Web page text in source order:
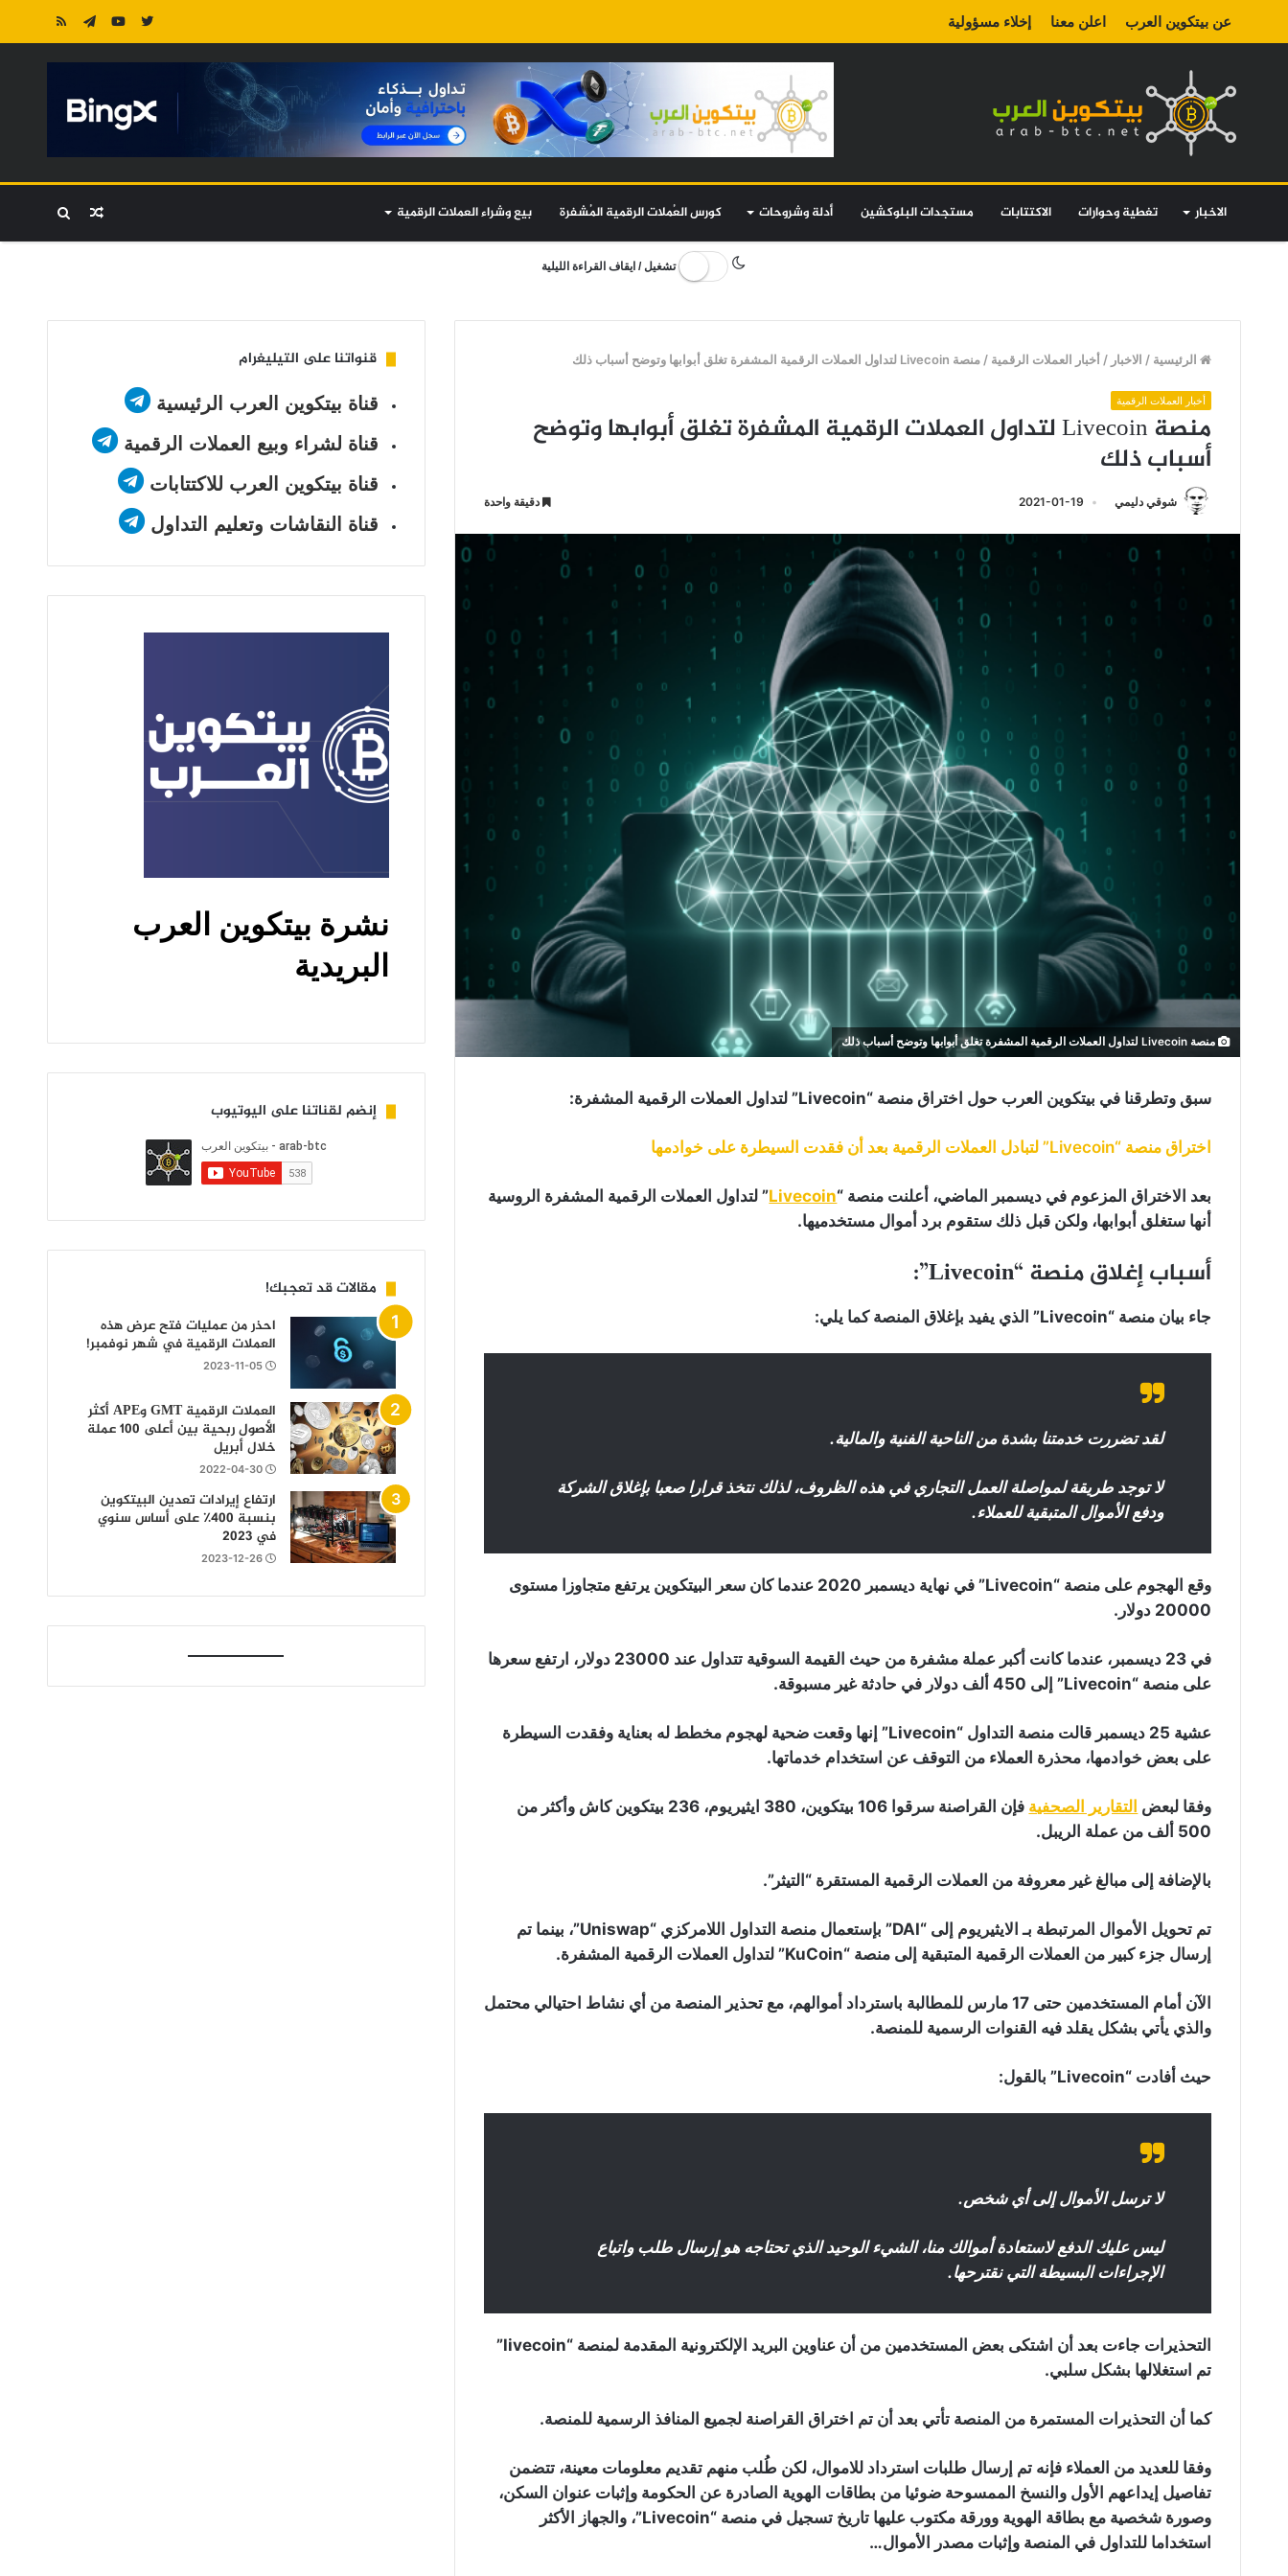
عن بيتكوين العرب اعلن معنا إخلاء مسؤولية
الاخبار تغطية وحوارات الاكتتابات مستجدات البلوكشين أدلة وشروحات كورس العُملات الرقمية المُشفرة بيع وشراء العملات الرقمية بحث مقال
تشغيل / ايقاف القراءة الليلية
الرئيسية / الاخبار / أخبار العملات الرقمية / منصة Livecoin لتداول العملات الرقمية المشفرة تغلق أبوابها وتوضح أسباب ذلك
أخبار العملات الرقمية
منصة Livecoin لتداول العملات الرقمية المشفرة تغلق أبوابها وتوضح
أسباب ذلك
شوقي دليمي 2021-01-19 دقيقة واحدة
منصة Livecoin لتداول العملات الرقمية المشفرة تغلق أبوابها وتوضح أسباب ذلك
سبق وتطرقنا في بيتكوين العرب حول اختراق منصة “Livecoin” لتداول العملات الرقمية المشفرة:
اختراق منصة “Livecoin” لتبادل العملات الرقمية بعد أن فقدت السيطرة على خوادمها
بعد الاختراق المزعوم في ديسمبر الماضي، أعلنت منصة “Livecoin” لتداول العملات الرقمية المشفرة الروسية
أنها ستغلق أبوابها، ولكن قبل ذلك ستقوم برد أموال مستخدميها.
أسباب إغلاق منصة “Livecoin”:
جاء بيان منصة “Livecoin” الذي يفيد بإغلاق المنصة كما يلي:
لقد تضررت خدمتنا بشدة من الناحية الفنية والمالية.
لا توجد طريقة لمواصلة العمل التجاري في هذه الظروف، لذلك نتخذ قرارا صعبا بإغلاق الشركة
ودفع الأموال المتبقية للعملاء.
وقع الهجوم على منصة “Livecoin” في نهاية ديسمبر 2020 عندما كان سعر البيتكوين يرتفع متجاوزا مستوى
20000 دولار.
في 23 ديسمبر، عندما كانت أكبر عملة مشفرة من حيث القيمة السوقية تتداول عند 23000 دولار، ارتفع سعرها
على منصة “Livecoin” إلى 450 ألف دولار في حادثة غير مسبوقة.
عشية 25 ديسمبر قالت منصة التداول “Livecoin” إنها وقعت ضحية لهجوم مخطط له بعناية وفقدت السيطرة
على بعض خوادمها، محذرة العملاء من التوقف عن استخدام خدماتها.
وفقا لبعض التقارير الصحفية
فإن القراصنة سرقوا 106 بيتكوين، 380 ايثيريوم، 236 بيتكوين كاش وأكثر من
500 ألف من عملة الريبل.
بالإضافة إلى مبالغ غير معروفة من العملات الرقمية المستقرة “التيثر”.
تم تحويل الأموال المرتبطة بـ الايثيريوم إلى “DAI” بإستعمال منصة التداول اللامركزي “Uniswap”، بينما تم
إرسال جزء كبير من العملات الرقمية المتبقية إلى منصة “KuCoin” لتداول العملات الرقمية المشفرة.
الآن أمام المستخدمين حتى 17 مارس للمطالبة باسترداد أموالهم، مع تحذير المنصة من أي نشاط احتيالي محتمل
والذي يأتي بشكل يقلد فيه القنوات الرسمية للمنصة.
حيث أفادت “Livecoin” بالقول:
لا ترسل الأموال إلى أي شخص.
ليس عليك الدفع لاستعادة أموالك منا، الشيء الوحيد الذي تحتاجه هو إرسال طلب واتباع
الإجراءات البسيطة التي نقترحها.
التحذيرات جاءت بعد أن اشتكى بعض المستخدمين من أن عناوين البريد الإلكترونية المقدمة لمنصة “livecoin”
تم استغلالها بشكل سلبي.
كما أن التحذيرات المستمرة من المنصة تأتي بعد أن تم اختراق القراصنة لجميع المنافذ الرسمية للمنصة.
وفقا للعديد من العملاء فإنه تم إرسال طلبات استرداد للاموال، لكن طُلب منهم تقديم معلومات معينة، تتضمن
تفاصيل إيداعهم الأول والنسخ الممسوحة ضوئيا من بطاقات الهوية الصادرة عن الحكومة وإثبات عنوان السكن،
وصورة شخصية مع بطاقة الهوية وورقة مكتوب عليها تاريخ تسجيل في منصة “Livecoin”، والجهاز الأكثر
استخداما للتداول في المنصة وإثبات مصدر الأموال…
هيئة الأوراق المالية والبورصات تتحدى
خطة FTX لسداد الدائنين بالعملات
الرقمية
قنواتنا على التيليغرام
قناة بيتكوين العرب الرئيسية
قناة لشراء وبيع العملات الرقمية
قناة بيتكوين العرب للاكتتابات
قناة النقاشات وتعليم التداول
إنضم لقناتنا على اليوتيوب
مقالات قد تعجبك!
احذر من عمليات فتح عرض هذه
العملات الرقمية في شهر نوفمبر!
2023-11-05
العملات الرقمية GMT وAPE أكثر
الأصول ربحية بين أعلى 100 عملة
خلال أبريل
2022-04-30
ارتفاع إيرادات تعدين البيتكوين
بنسبة 400٪ على أساس سنوي
في 2023
2023-12-26